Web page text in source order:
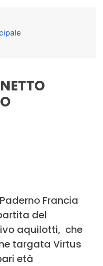
Francia
del
aquilotti, che
targata Virtus
età